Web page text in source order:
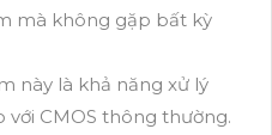
mà không gặp bất kỳ
này là khả năng xử lý
với CMOS thông thường.